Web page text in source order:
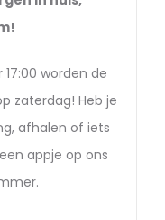
worden de
zaterdag! Heb je
afhalen of iets
appje op ons